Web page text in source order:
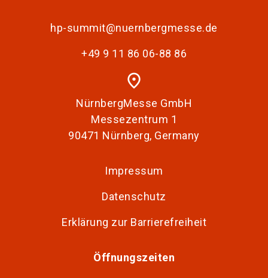
hp-summit@nuernbergmesse.de
+49 9 11 86 06-88 86
place
NürnbergMesse GmbH
Messezentrum 1
90471 Nürnberg, Germany
Impressum
Datenschutz
Erklärung zur Barrierefreiheit
Öffnungszeiten